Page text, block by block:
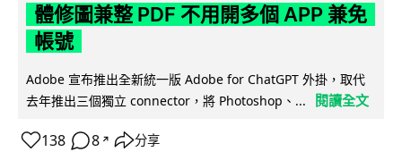
體修圖兼整 PDF 不用開多個 APP 兼免
帳號
Adobe 宣布推出全新統一版 Adobe for ChatGPT 外掛，取代
去年推出三個獨立 connector，將 Photoshop、...
閱讀全文
138 8 ↗ 分享